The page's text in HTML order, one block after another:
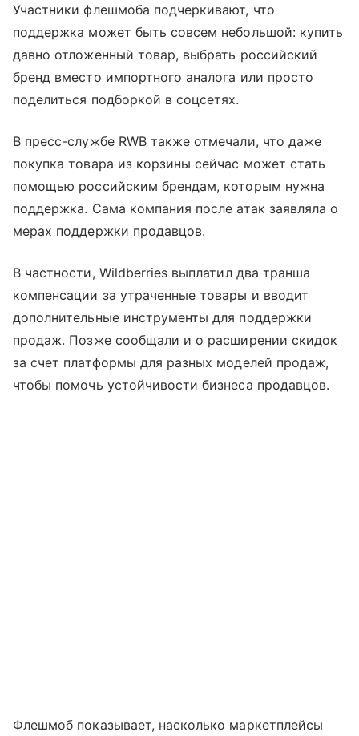
Участники флешмоба подчеркивают, что
поддержка может быть совсем небольшой: купить
давно отложенный товар, выбрать российский
бренд вместо импортного аналога или просто
поделиться подборкой в соцсетях.
В пресс-службе RWB также отмечали, что даже
покупка товара из корзины сейчас может стать
помощью российским брендам, которым нужна
поддержка. Сама компания после атак заявляла о
мерах поддержки продавцов.
В частности, Wildberries выплатил два транша
компенсации за утраченные товары и вводит
дополнительные инструменты для поддержки
продаж. Позже сообщали и о расширении скидок
за счет платформы для разных моделей продаж,
чтобы помочь устойчивости бизнеса продавцов.
Флешмоб показывает, насколько маркетплейсы